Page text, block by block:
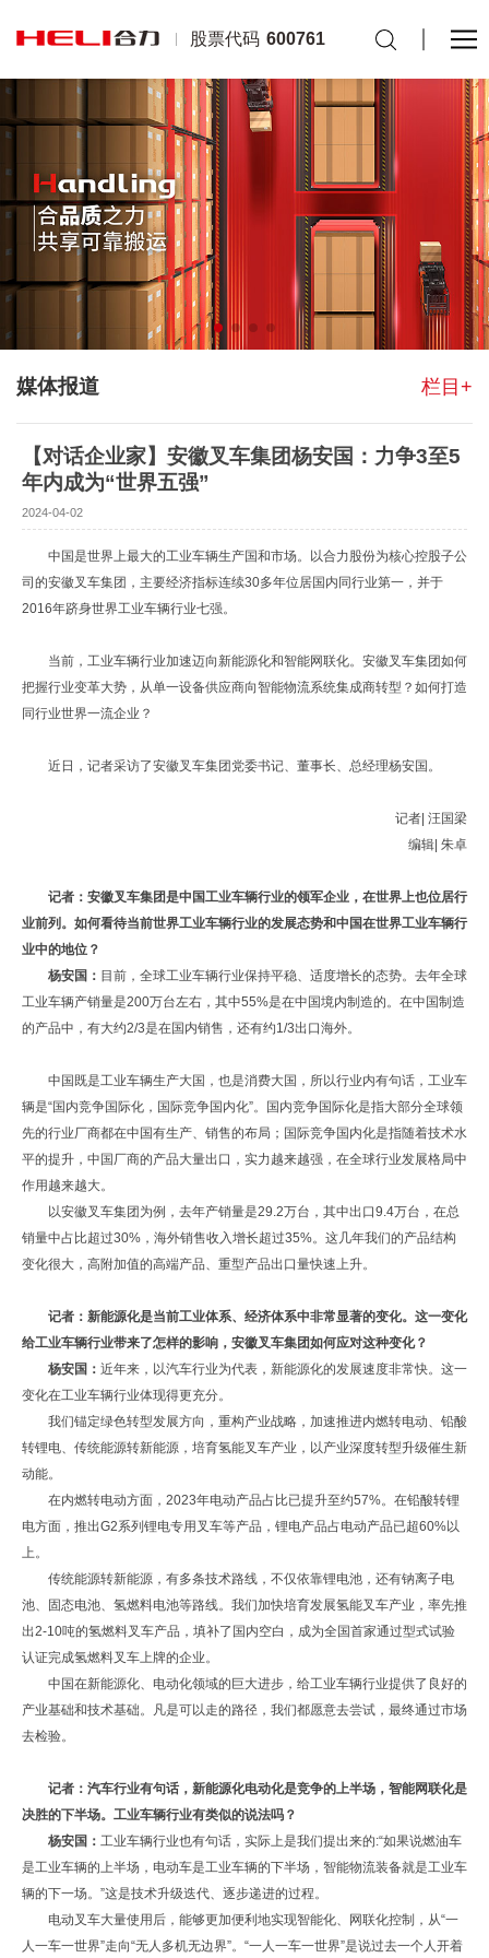
股票代码 600761
媒体报道 栏目+
【对话企业家】安徽叉车集团杨安国：力争3至5
年内成为“世界五强”
2024-04-02
中国是世界上最大的工业车辆生产国和市场。以合力股份为核心控股子公
司的安徽叉车集团，主要经济指标连续30多年位居国内同行业第一，并于
2016年跻身世界工业车辆行业七强。
当前，工业车辆行业加速迈向新能源化和智能网联化。安徽叉车集团如何
把握行业变革大势，从单一设备供应商向智能物流系统集成商转型？如何打造
同行业世界一流企业？
近日，记者采访了安徽叉车集团党委书记、董事长、总经理杨安国。
记者| 汪国梁
编辑| 朱卓
记者：安徽叉车集团是中国工业车辆行业的领军企业，在世界上也位居行
业前列。如何看待当前世界工业车辆行业的发展态势和中国在世界工业车辆行
业中的地位？
杨安国： 目前，全球工业车辆行业保持平稳、适度增长的态势。去年全球
工业车辆产销量是200万台左右，其中55%是在中国境内制造的。在中国制造
的产品中，有大约2/3是在国内销售，还有约1/3出口海外。
中国既是工业车辆生产大国，也是消费大国，所以行业内有句话，工业车
辆是“国内竞争国际化，国际竞争国内化”。国内竞争国际化是指大部分全球领
先的行业厂商都在中国有生产、销售的布局；国际竞争国内化是指随着技术水
平的提升，中国厂商的产品大量出口，实力越来越强，在全球行业发展格局中
作用越来越大。
以安徽叉车集团为例，去年产销量是29.2万台，其中出口9.4万台，在总
销量中占比超过30%，海外销售收入增长超过35%。这几年我们的产品结构
变化很大，高附加值的高端产品、重型产品出口量快速上升。
记者：新能源化是当前工业体系、经济体系中非常显著的变化。这一变化
给工业车辆行业带来了怎样的影响，安徽叉车集团如何应对这种变化？
杨安国： 近年来，以汽车行业为代表，新能源化的发展速度非常快。这一
变化在工业车辆行业体现得更充分。
我们锚定绿色转型发展方向，重构产业战略，加速推进内燃转电动、铅酸
转锂电、传统能源转新能源，培育氢能叉车产业，以产业深度转型升级催生新
动能。
在内燃转电动方面，2023年电动产品占比已提升至约57%。在铅酸转锂
电方面，推出G2系列锂电专用叉车等产品，锂电产品占电动产品已超60%以
上。
传统能源转新能源，有多条技术路线，不仅依靠锂电池，还有钠离子电
池、固态电池、氢燃料电池等路线。我们加快培育发展氢能叉车产业，率先推
出2-10吨的氢燃料叉车产品，填补了国内空白，成为全国首家通过型式试验
认证完成氢燃料叉车上牌的企业。
中国在新能源化、电动化领域的巨大进步，给工业车辆行业提供了良好的
产业基础和技术基础。凡是可以走的路径，我们都愿意去尝试，最终通过市场
去检验。
记者：汽车行业有句话，新能源化电动化是竞争的上半场，智能网联化是
决胜的下半场。工业车辆行业有类似的说法吗？
杨安国： 工业车辆行业也有句话，实际上是我们提出来的:“如果说燃油车
是工业车辆的上半场，电动车是工业车辆的下半场，智能物流装备就是工业车
辆的下一场。”这是技术升级迭代、逐步递进的过程。
电动叉车大量使用后，能够更加便利地实现智能化、网联化控制，从“一
人一车一世界”走向“无人多机无边界”。“一人一车一世界”是说过去一个人开着